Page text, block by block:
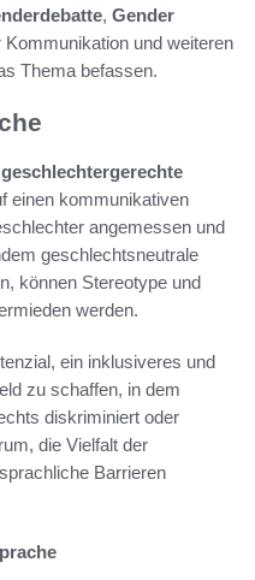
, Gender
Kommunikation und weiteren
Thema befassen.
geschlechtergerechte
einen kommunikativen
angemessen und
geschlechtsneutrale
können Stereotype und
werden.
ein inklusiveres und
zu schaffen, in dem
diskriminiert oder
die Vielfalt der
Barrieren